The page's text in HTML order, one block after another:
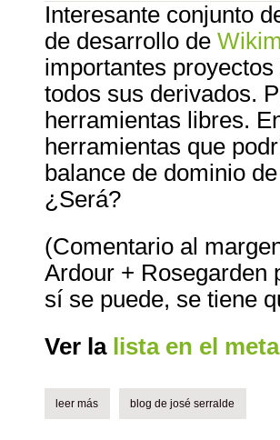
Interesante conjunto
de desarrollo de
importantes
todos sus derivados.
herramientas libres.
herramientas que
balance de dominio
¿Será?
(Comentario al
Ardour + Rosegarden
sí se puede, se tiene
Ver la lista en el
leer más sobre el software libre utilizado en
blog de josé serralde